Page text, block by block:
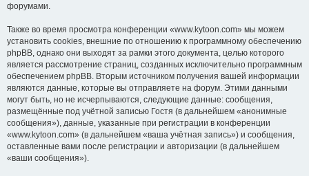
форумами.
Также во время просмотра конференции «www.kytoon.com» мы можем
установить cookies, внешние по отношению к программному обеспечению
phpBB, однако они выходят за рамки этого документа, целью которого
является рассмотрение страниц, созданных исключительно программным
обеспечением phpBB. Вторым источником получения вашей информации
являются данные, которые вы отправляете на форум. Этими данными
могут быть, но не исчерпываются, следующие данные: сообщения,
размещённые под учётной записью Гостя (в дальнейшем «анонимные
сообщения»), данные, указанные при регистрации в конференции
«www.kytoon.com» (в дальнейшем «ваша учётная запись») и сообщения,
оставленные вами после регистрации и авторизации (в дальнейшем
«ваши сообщения»).